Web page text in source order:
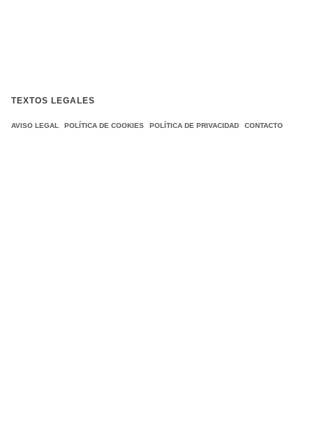
TEXTOS LEGALES
AVISO LEGAL POLÍTICA DE COOKIES POLÍTICA DE PRIVACIDAD CONTACTO